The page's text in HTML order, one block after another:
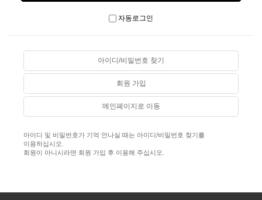
자동로그인
아이디/비밀번호 찾기
회원 가입
메인페이지로 이동
아이디 및 비밀번호가 기억 안나실 때는 아이디/비밀번호 찾기를
이용하십시오.
회원이 아니시라면 회원 가입 후 이용해 주십시오.